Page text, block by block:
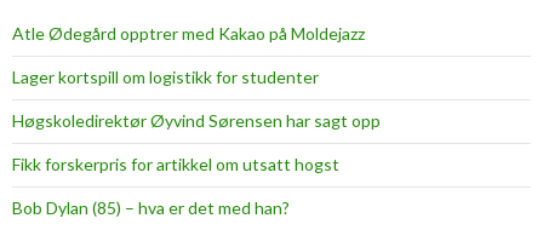
Atle Ødegård opptrer med Kakao på Moldejazz
Lager kortspill om logistikk for studenter
Høgskoledirektør Øyvind Sørensen har sagt opp
Fikk forskerpris for artikkel om utsatt hogst
Bob Dylan (85) – hva er det med han?